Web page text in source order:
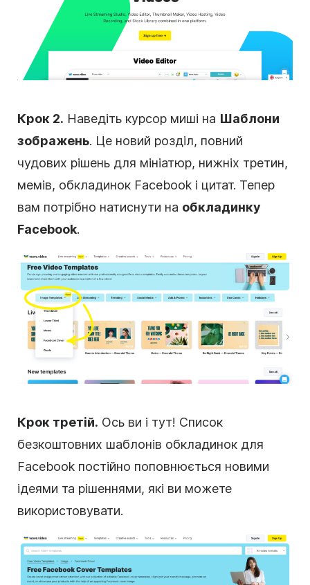
Крок 2. Наведіть курсор миші на Шаблони
зображень. Це новий розділ, повний
чудових рішень для мініатюр, нижніх третин,
мемів, обкладинок Facebook і цитат. Тепер
вам потрібно натиснути на обкладинку
Facebook.
Крок третій. Ось ви і тут! Список
безкоштовних шаблонів обкладинок для
Facebook постійно поповнюється новими
ідеями та рішеннями, які ви можете
використовувати.